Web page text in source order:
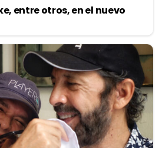
entre otros, en el nuevo